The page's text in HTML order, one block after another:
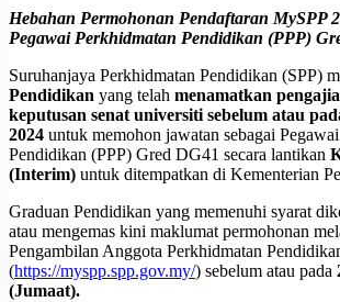
Hebahan Permohonan Pendaftaran MySPP
Pegawai Perkhidmatan Pendidikan (PPP)
Suruhanjaya Perkhidmatan Pendidikan (SPP)
Pendidikan yang telah menamatkan
keputusan senat universiti sebelum atau
2024 untuk memohon jawatan sebagai
Pendidikan (PPP) Gred DG41 secara lantikan
(Interim) untuk ditempatkan di Kementerian
Graduan Pendidikan yang memenuhi syarat
atau mengemas kini maklumat permohonan
Pengambilan Anggota Perkhidmatan
(https://myspp.spp.gov.my/) sebelum atau pada
(Jumaat).